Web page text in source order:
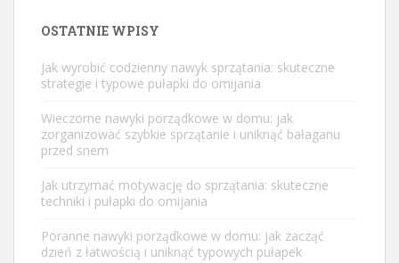
OSTATNIE WPISY
Jak wyrobić codzienny nawyk sprzątania: skuteczne
strategie i typowe pułapki do omijania
Wieczorne nawyki porządkowe w domu: jak
zorganizować szybkie sprzątanie i uniknąć bałaganu
przed snem
Jak utrzymać motywację do sprzątania: skuteczne
techniki i pułapki do omijania
Poranne nawyki porządkowe w domu: jak zacząć
dzień z łatwością i uniknąć typowych pułapek